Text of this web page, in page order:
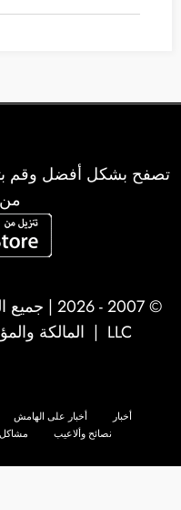
تصفح بشكل أفضل وقم
© 2007 - 2026 | جميع الحقوق محفوظة لشركة
LLC | المالكة
أخبار أخبار على الهامش
نصائح وألاعيب